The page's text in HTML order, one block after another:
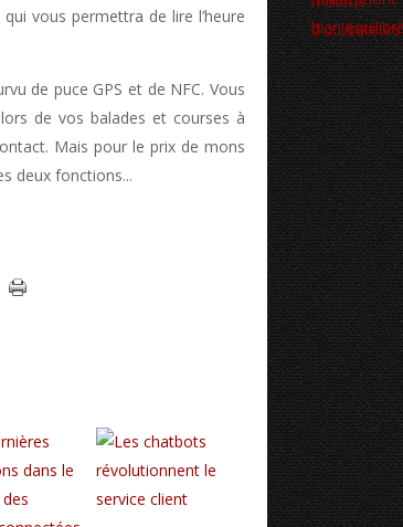
vous permettra de lire l’heure
de puce GPS et de NFC. Vous
de vos balades et courses à
Mais pour le prix de mons
deux fonctions...